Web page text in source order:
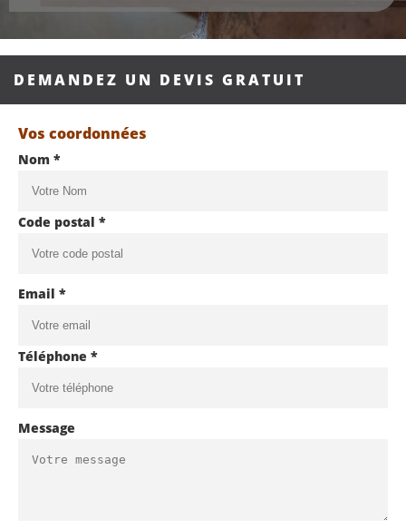
DEMANDEZ UN DEVIS GRATUIT
Vos coordonnées
Nom *
Code postal *
Email *
Téléphone *
Message